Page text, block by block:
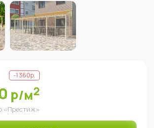
-1 360р.
р/м2
«Престиж»